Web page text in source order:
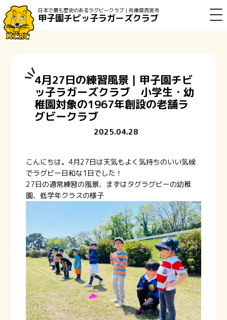
日本で最も歴史のあるラグビークラブ | 兵庫県西宮市
甲子園チビッ子ラガーズクラブ
4月27日の練習風景｜甲子園チビ
ッ子ラガーズクラブ 小学生・幼
稚園対象の1967年創設の老舗ラ
グビークラブ
2025.04.28
こんにちは。4月27日は天気もよく気持ちのいい気候
でラグビー日和な1日でした！
27日の通常練習の風景、まずはタグラグビーの幼稚
園、低学年クラスの様子